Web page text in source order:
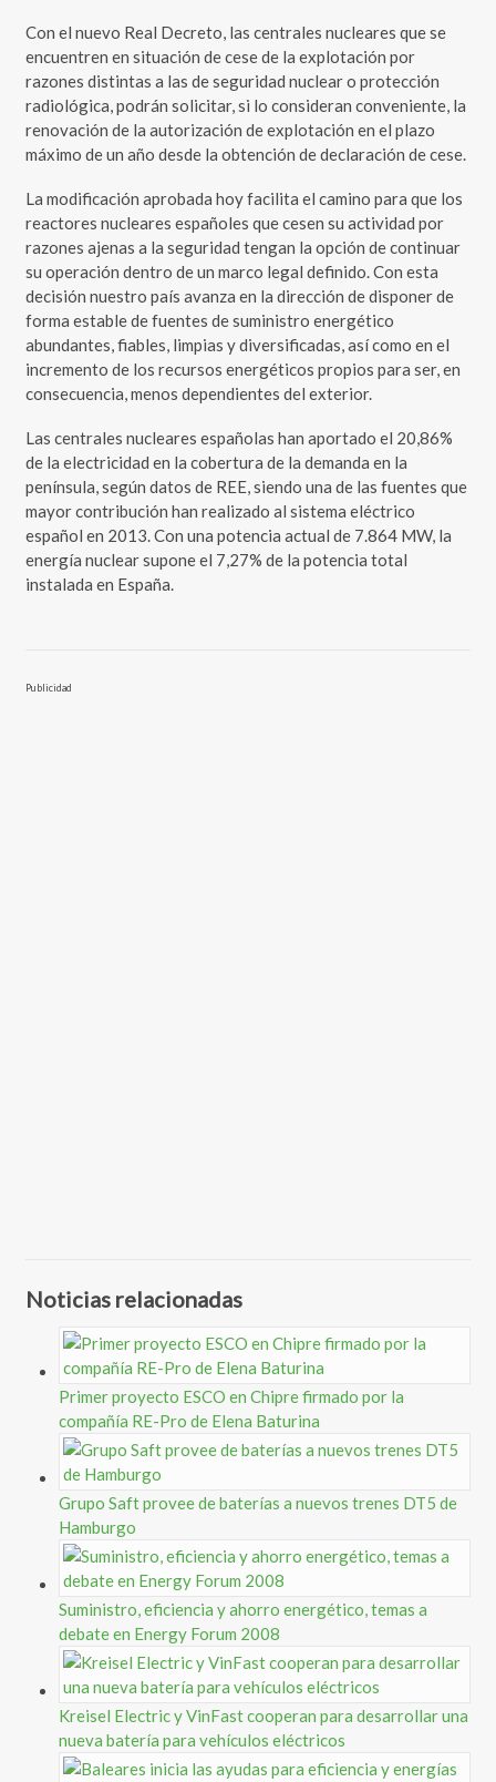
Con el nuevo Real Decreto, las centrales nucleares que se
encuentren en situación de cese de la explotación por
razones distintas a las de seguridad nuclear o protección
radiológica, podrán solicitar, si lo consideran conveniente, la
renovación de la autorización de explotación en el plazo
máximo de un año desde la obtención de declaración de cese.
La modificación aprobada hoy facilita el camino para que los
reactores nucleares españoles que cesen su actividad por
razones ajenas a la seguridad tengan la opción de continuar
su operación dentro de un marco legal definido. Con esta
decisión nuestro país avanza en la dirección de disponer de
forma estable de fuentes de suministro energético
abundantes, fiables, limpias y diversificadas, así como en el
incremento de los recursos energéticos propios para ser, en
consecuencia, menos dependientes del exterior.
Las centrales nucleares españolas han aportado el 20,86%
de la electricidad en la cobertura de la demanda en la
península, según datos de REE, siendo una de las fuentes que
mayor contribución han realizado al sistema eléctrico
español en 2013. Con una potencia actual de 7.864 MW, la
energía nuclear supone el 7,27% de la potencia total
instalada en España.
Publicidad
Noticias relacionadas
Primer proyecto ESCO en Chipre firmado por la
compañía RE-Pro de Elena Baturina
Grupo Saft provee de baterías a nuevos trenes DT5 de
Hamburgo
Suministro, eficiencia y ahorro energético, temas a
debate en Energy Forum 2008
Kreisel Electric y VinFast cooperan para desarrollar una
nueva batería para vehículos eléctricos